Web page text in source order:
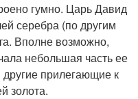
гумно. Царь Давид
серебра (по другим
Вполне возможно,
небольшая часть ее
прилегающие к
золота.